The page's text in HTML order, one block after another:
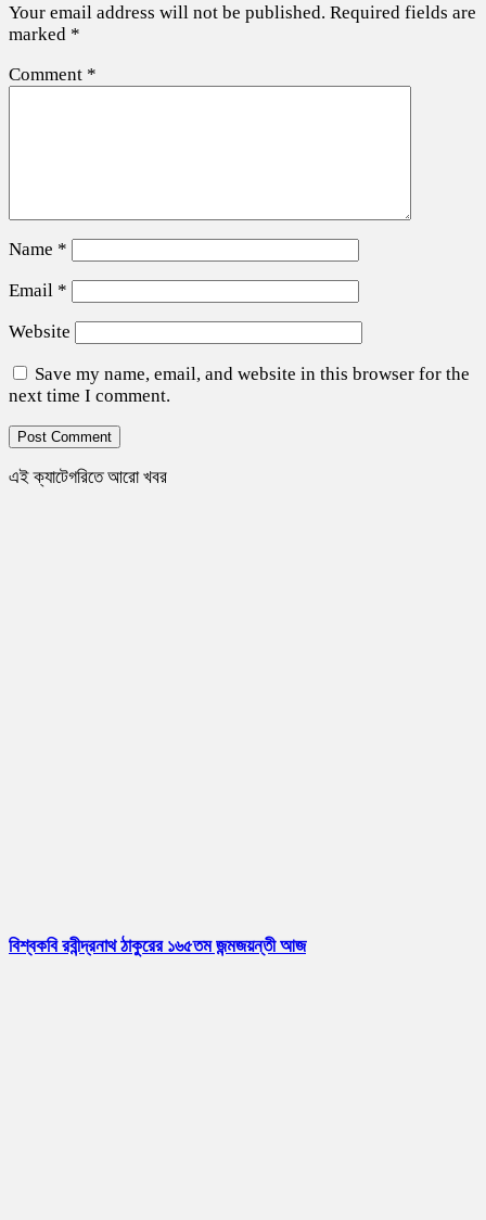
Your email address will not be published. Required fields are
marked *
Comment *
Name *
Email *
Website
Save my name, email, and website in this browser for the
next time I comment.
এই ক্যাটেগরিতে আরো খবর
বিশ্বকবি রবীন্দ্রনাথ ঠাকুরের ১৬৫তম জন্মজয়ন্তী আজ